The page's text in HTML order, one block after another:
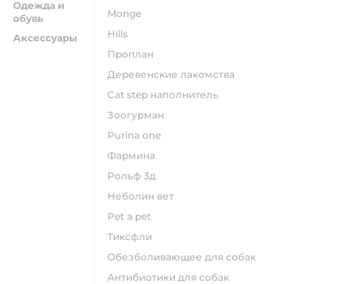
Одежда и
обувь
Аксессуары
monge
hills
проплан
деревенские лакомства
cat step наполнитель
зоогурман
purina one
фармина
рольф 3д
неболин вет
pet a pet
тиксфли
обезболивающее для собак
антибиотики для собак